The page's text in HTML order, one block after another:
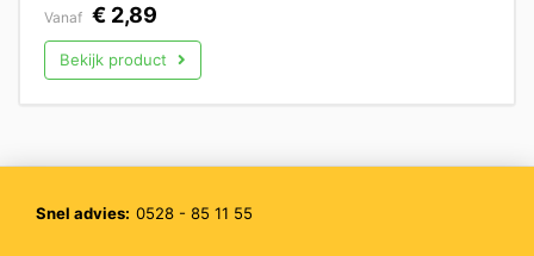
Vanaf € 2,89
Bekijk product
Snel advies: 0528 - 85 11 55